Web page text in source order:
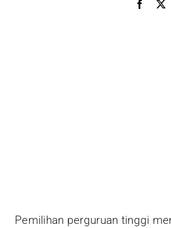
Pemilihan perguruan tinggi